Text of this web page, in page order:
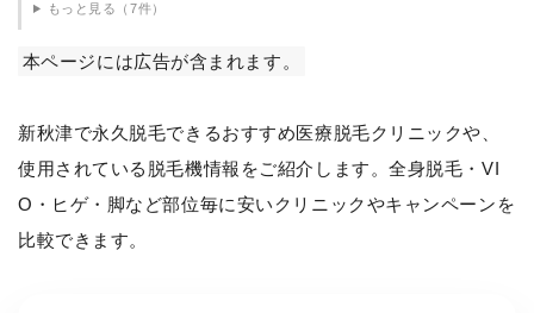
もっと見る（7件）
本ページには広告が含まれます。
新秋津で永久脱毛できるおすすめ医療脱毛クリニックや、
使用されている脱毛機情報をご紹介します。全身脱毛・VI
O・ヒゲ・脚など部位毎に安いクリニックやキャンペーンを
比較できます。